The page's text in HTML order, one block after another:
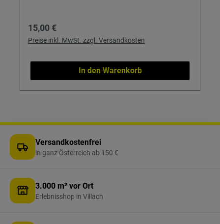
Regulärer Preis:
15,00 €
Preise inkl. MwSt. zzgl. Versandkosten
In den Warenkorb
Versandkostenfrei
in ganz Österreich ab 150 €
3.000 m² vor Ort
Erlebnisshop in Villach